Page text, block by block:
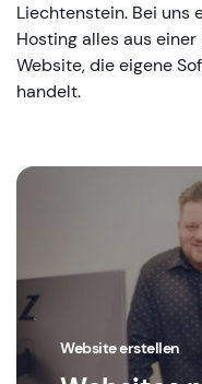
Liechtenstein. Bei uns
Hosting alles aus
Website, die eigene
handelt.
Website erstellen